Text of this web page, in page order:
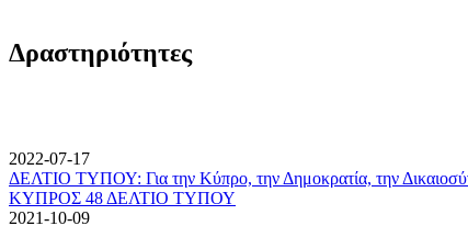
Δραστηριότητες
2022-07-17
ΔΕΛΤΙΟ ΤΥΠΟΥ: Για την Κύπρο, την Δημοκρατία, την
ΚΥΠΡΟΣ 48 ΔΕΛΤΙΟ ΤΥΠΟΥ
2021-10-09